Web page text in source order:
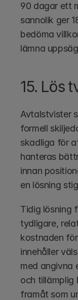
90 dagar ett
sannolik ger
bedöma
lämna
15. Lös
Avtalstvister
formell
skadliga för
hanteras
innan
en lösning
Tidig lösning
tydligare,
kostnaden
innehåller
med angivna
och tillämplig
framåt som